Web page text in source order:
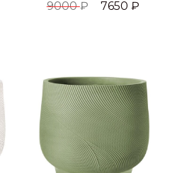
9000₽ 7650 ₽